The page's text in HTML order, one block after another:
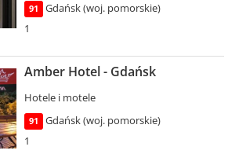
91
Gdańsk (woj. pomorskie)
1
Amber Hotel - Gdańsk
Hotele i motele
91
Gdańsk (woj. pomorskie)
1